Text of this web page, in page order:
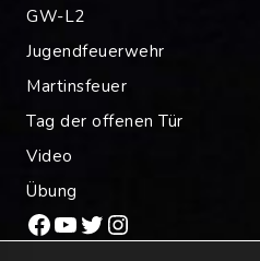
GW-L2
Jugendfeuerwehr
Martinsfeuer
Tag der offenen Tür
Video
Übung
Facebook
YouTube
Twitter